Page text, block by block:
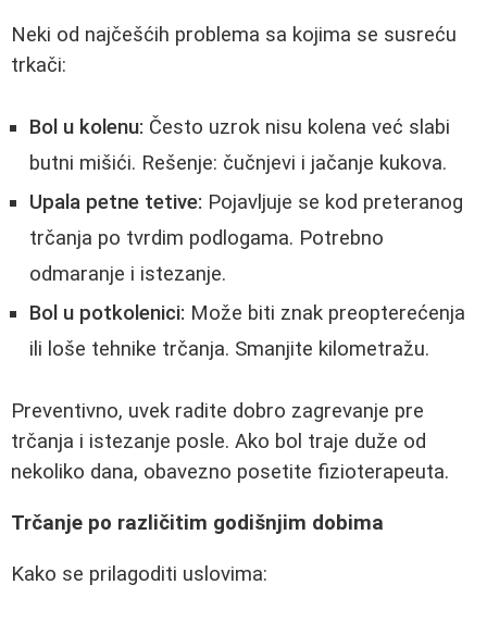
Neki od najčešćih problema sa kojima se susreću
trkači:
Bol u kolenu: Često uzrok nisu kolena već slabi
butni mišići. Rešenje: čučnjevi i jačanje kukova.
Upala petne tetive: Pojavljuje se kod preteranog
trčanja po tvrdim podlogama. Potrebno
odmaranje i istezanje.
Bol u potkolenici: Može biti znak preopterećenja
ili loše tehnike trčanja. Smanjite kilometražu.
Preventivno, uvek radite dobro zagrevanje pre
trčanja i istezanje posle. Ako bol traje duže od
nekoliko dana, obavezno posetite fizioterapeuta.
Trčanje po različitim godišnjim dobima
Kako se prilagoditi uslovima: